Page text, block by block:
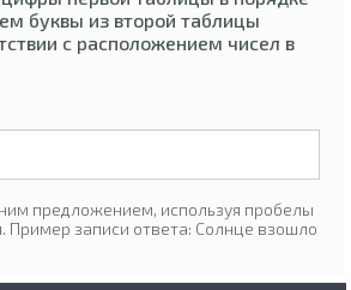
буквы из второй таблицы
с расположением чисел в
предложением, используя пробелы
Пример записи ответа: Солнце взошло